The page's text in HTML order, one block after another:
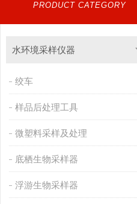
PRODUCT CATEGORY
水环境采样仪器
绞车
样品后处理工具
微塑料采样及处理
底栖生物采样器
浮游生物采样器